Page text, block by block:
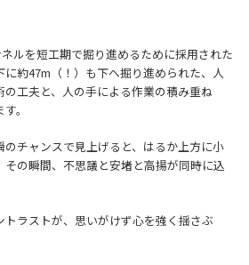
ルを短工期で掘り進めるために採用された
約47m（！）も下へ掘り進められた、人
工夫と、人の手による作業の積み重ね
。
チャンスで見上げると、はるか上方に小
の瞬間、不思議と安堵と高揚が同時に込
ラストが、思いがけず心を強く揺さぶ